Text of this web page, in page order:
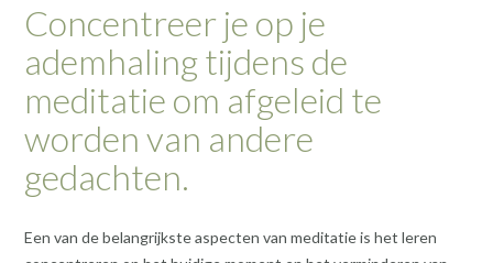
Concentreer je op je
ademhaling tijdens de
meditatie om afgeleid te
worden van andere
gedachten.
Een van de belangrijkste aspecten van meditatie is het leren